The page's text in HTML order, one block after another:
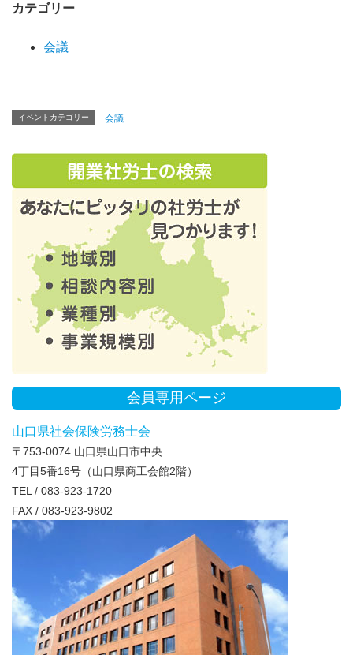
カテゴリー
会議
イベントカテゴリー 会議
会員専用ページ
山口県社会保険労務士会
〒753-0074 山口県山口市中央
4丁目5番16号（山口県商工会館2階）
TEL / 083-923-1720
FAX / 083-923-9802